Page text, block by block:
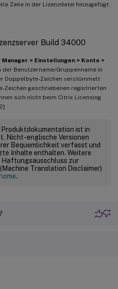
Zeile in der Lizenzdatei hinzugefügt.
Build 34000
> Einstellungen > Konto >
der Benutzername/Gruppenname in
Doppelbyte-Zeichen verstümmelt
Zeichen geschriebenen registrierten
sich nicht beim Citrix Licensing
ist in
Nicht-englische Versionen
Bequemlichkeit verfasst und
Inhalte enthalten. Weitere
Haftungsausschluss zur
Translation Disclaimer)
.